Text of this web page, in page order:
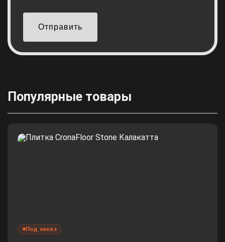
Отправить
Популярные товары
Под заказ